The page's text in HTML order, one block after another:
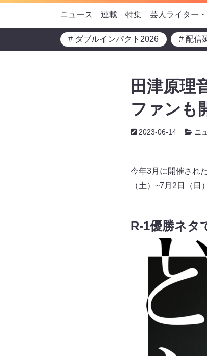
ニュース 連載 特集 芸人ライター
# ダブルインパクト2026 # 配信
田津原理
ファンも
2023-06-14 ニ
今年3月に開催され
（土）~7月2日（日
R-1優勝ネタ